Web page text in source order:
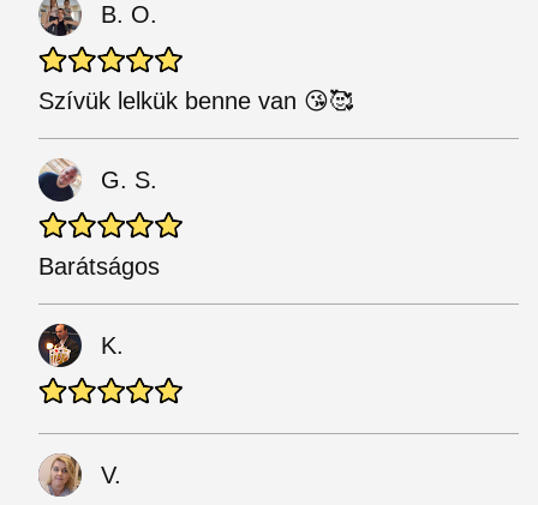
B. O.
Szívük lelkük benne van 😘🥰
G. S.
Barátságos
K.
V.